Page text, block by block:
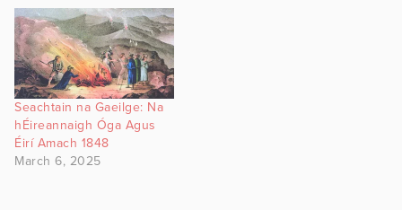
Seachtain na Gaeilge: Na
hÉireannaigh Óga Agus
Éirí Amach 1848
March 6, 2025